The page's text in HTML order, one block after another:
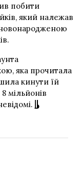
побити
який належав
яка прочитала
кинути їй
мільйонів